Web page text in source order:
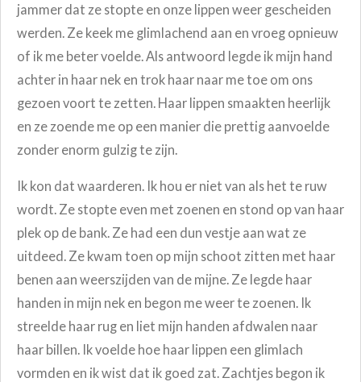
jammer dat ze stopte en onze lippen weer gescheiden
werden. Ze keek me glimlachend aan en vroeg opnieuw
of ik me beter voelde. Als antwoord legde ik mijn hand
achter in haar nek en trok haar naar me toe om ons
gezoen voort te zetten. Haar lippen smaakten heerlijk
en ze zoende me op een manier die prettig aanvoelde
zonder enorm gulzig te zijn.
Ik kon dat waarderen. Ik hou er niet van als het te ruw
wordt. Ze stopte even met zoenen en stond op van haar
plek op de bank. Ze had een dun vestje aan wat ze
uitdeed. Ze kwam toen op mijn schoot zitten met haar
benen aan weerszijden van de mijne. Ze legde haar
handen in mijn nek en begon me weer te zoenen. Ik
streelde haar rug en liet mijn handen afdwalen naar
haar billen. Ik voelde hoe haar lippen een glimlach
vormden en ik wist dat ik goed zat. Zachtjes begon ik